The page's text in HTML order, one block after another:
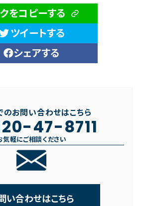
をコピーする
ツイートする
シェアする
のお問い合わせはこちら
47-8711
気軽にご相談ください
い合わせはこちら